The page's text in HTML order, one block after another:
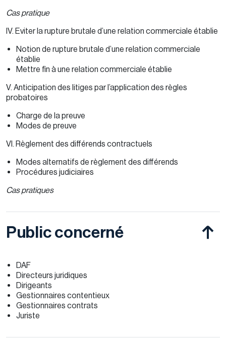
Cas pratique
IV. Eviter la rupture brutale d’une relation commerciale établie
Notion de rupture brutale d’une relation commerciale
établie
Mettre fin à une relation commerciale établie
V. Anticipation des litiges par l’application des règles
probatoires
Charge de la preuve
Modes de preuve
VI. Règlement des différends contractuels
Modes alternatifs de règlement des différends
Procédures judiciaires
Cas pratiques
Public concerné
DAF
Directeurs juridiques
Dirigeants
Gestionnaires contentieux
Gestionnaires contrats
Juriste